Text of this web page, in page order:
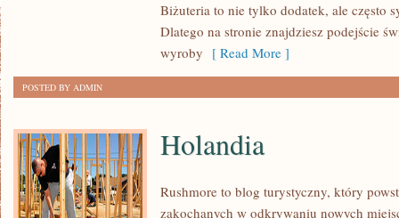
REGIONALNA
Biżuteria to nie tylko dodatek, ale często
Dlatego na stronie znajdziesz podejście
wyroby [ Read More ]
POSTED BY ADMIN
Holandia
Rushmore to blog turystyczny, który
zakochanych w odkrywaniu nowych